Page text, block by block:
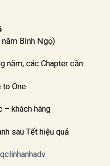
năm Bình Ngọ)
năm, các Chapter cần:
to One
– khách hàng
sau Tết hiệu quả